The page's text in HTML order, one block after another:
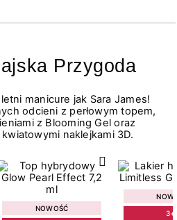
Przygoda
manicure jak Sara James!
odcieni z perłowym topem,
z Blooming Gel oraz
naklejkami 3D.
NOWOŚĆ